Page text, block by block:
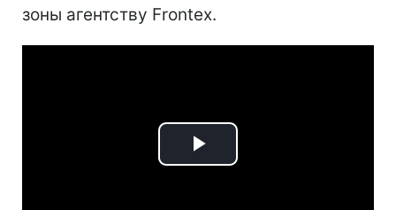
зоны агентству Frontex.
Play